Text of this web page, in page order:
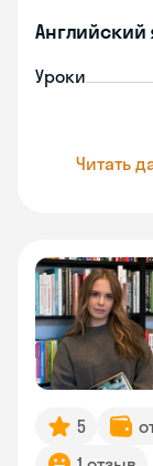
Английский
Уроки
Читать
5